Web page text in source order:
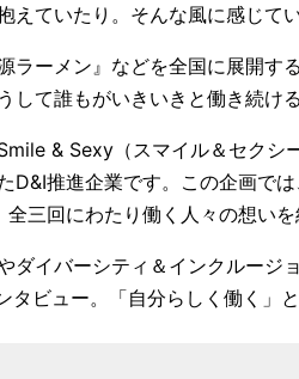
えていたり。そんな風に感じて
ラーメン』などを全国に展開す
して誰もがいきいきと働き続け
& Sexy（スマイル＆セクシ
D&I推進企業です。この企画で
三回にわたり働く人々の想いを
ダイバーシティ＆インクルージ
ビュー。「自分らしく働く」